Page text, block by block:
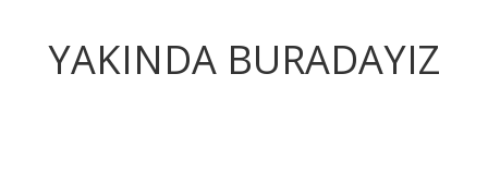
YAKINDA BURADAYIZ